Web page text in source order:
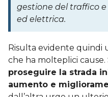
gestione del traffico
ed elettrica.
Risulta evidente quindi
che ha molteplici
proseguire la strada
aumento e